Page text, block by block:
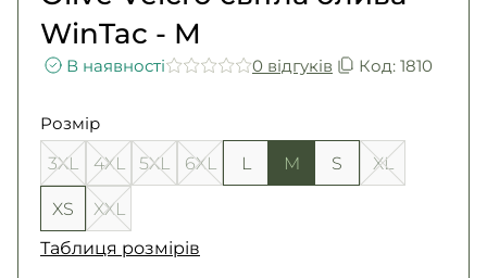
WinTac - M
В наявності 0 вiдгукiв Код: 1810
Розмір
3XL 4XL 5XL 6XL L M S
XL
XS
XXL
Таблиця розмірів